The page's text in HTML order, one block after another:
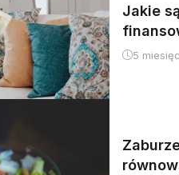
Jakie
5